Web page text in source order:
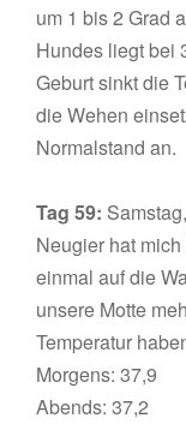
um 1 bis 2 Grad
Hundes liegt bei
Geburt sinkt die
die Wehen
Normalstand an.
Tag 59:
Neugier hat
einmal auf die
unsere Motte
Temperatur
Morgens: 37,9
Abends: 37,2